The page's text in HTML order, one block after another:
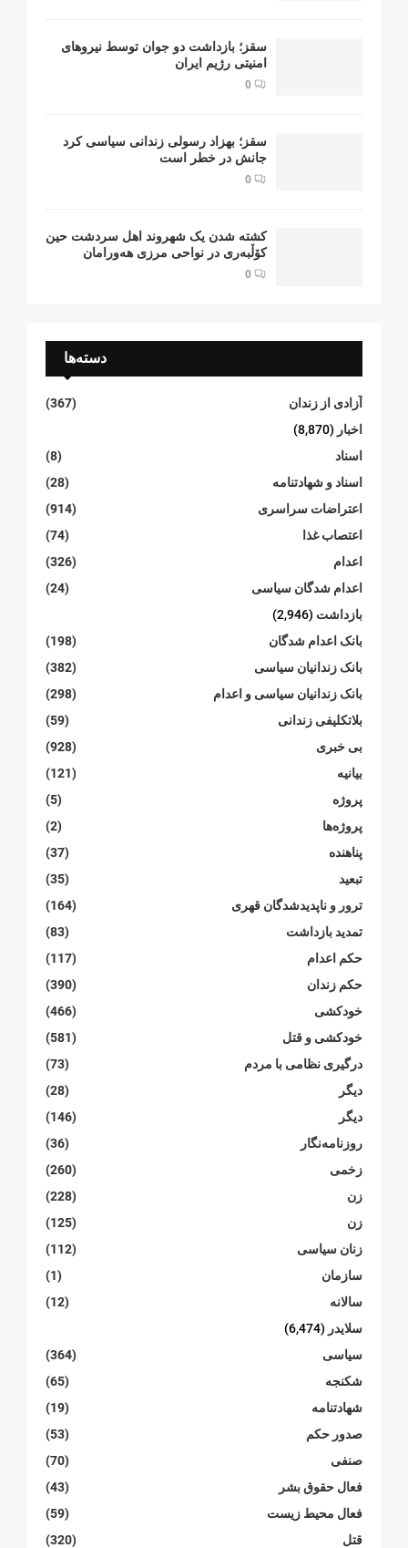
سقز؛ بازداشت دو جوان توسط نیروهای
امنیتی رژیم ایران
0
سقز؛ بهزاد رسولی زندانی سیاسی کرد
جانش در خطر است
0
کشتە شدن یک شهروند اهل سردشت حین
کۆڵبەری در نواحی مرزی هەورامان
0
دسته‌ها
آزادی از زندان
(367)
اخبار (8,870)
اسناد
(8)
اسناد و شهادتنامە
(28)
اعتراضات سراسری
(914)
اعتصاب غذا
(74)
اعدام
(326)
اعدام شدگان سیاسی
(24)
بازداشت (2,946)
بانک اعدام شدگان
(198)
بانک زندانیان سیاسی
(382)
بانک زندانیان سیاسی و اعدام
(298)
بلاتکلیفی زندانی
(59)
بی خبری
(928)
بیانیە
(121)
پروژە
(5)
پروژەها
(2)
پناهنده
(37)
تبعید
(35)
ترور و ناپدیدشدگان قهری
(164)
تمدید بازداشت
(83)
حکم اعدام
(117)
حکم زندان
(390)
خودکشی
(466)
خودکشی و قتل
(581)
درگیری نظامی با مردم
(73)
دیگر
(28)
دیگر
(146)
روزنامەنگار
(36)
زخمی
(260)
زن
(228)
زن
(125)
زنان سیاسی
(112)
سازمان
(1)
سالانە
(12)
سلایدر (6,474)
سیاسی
(364)
شکنجە
(65)
شهادتنامە
(19)
صدور حکم
(53)
صنفی
(70)
فعال حقوق بشر
(43)
فعال محیط زیست
(59)
قتل
(320)